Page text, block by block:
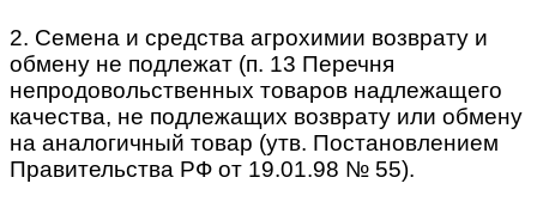
2. Семена и средства агрохимии возврату и
обмену не подлежат (п. 13 Перечня
непродовольственных товаров надлежащего
качества, не подлежащих возврату или обмену
на аналогичный товар (утв. Постановлением
Правительства РФ от 19.01.98 № 55).